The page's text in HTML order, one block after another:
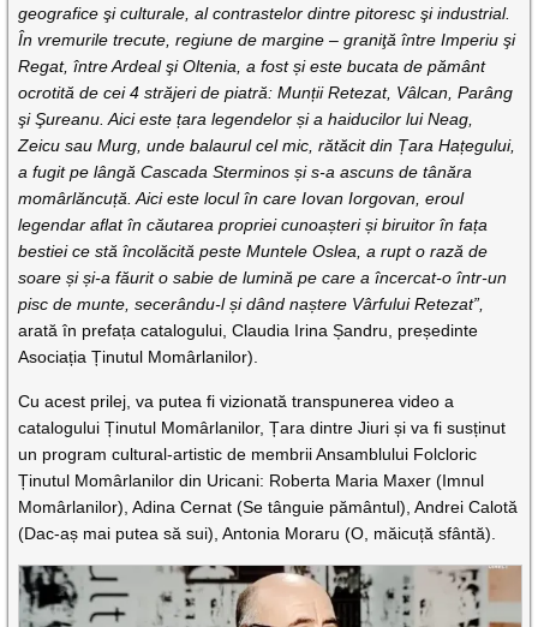
geografice şi culturale, al contrastelor dintre pitoresc şi industrial.
În vremurile trecute, regiune de margine – graniţă între Imperiu şi
Regat, între Ardeal şi Oltenia, a fost și este bucata de pământ
ocrotită de cei 4 străjeri de piatră: Munții Retezat, Vâlcan, Parâng
şi Şureanu. Aici este țara legendelor și a haiducilor lui Neag,
Zeicu sau Murg, unde balaurul cel mic, rătăcit din Țara Hațegului,
a fugit pe lângă Cascada Sterminos și s-a ascuns de tânăra
momârlăncuță. Aici este locul în care Iovan Iorgovan, eroul
legendar aflat în căutarea propriei cunoașteri și biruitor în fața
bestiei ce stă încolăcită peste Muntele Oslea, a rupt o rază de
soare și și-a făurit o sabie de lumină pe care a încercat-o într-un
pisc de munte, secerându-l și dând naștere Vârfului Retezat”,
arată în prefața catalogului, Claudia Irina Șandru, președinte
Asociația Ținutul Momârlanilor).
Cu acest prilej, va putea fi vizionată transpunerea video a
catalogului Ținutul Momârlanilor, Țara dintre Jiuri și va fi susținut
un program cultural-artistic de membrii Ansamblului Folcloric
Ținutul Momârlanilor din Uricani: Roberta Maria Maxer (Imnul
Momârlanilor), Adina Cernat (Se tânguie pământul), Andrei Calotă
(Dac-aș mai putea să sui), Antonia Moraru (O, măicuță sfântă).